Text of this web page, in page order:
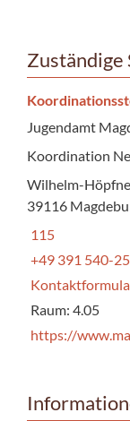
Zuständige
Jugendamt
Koordination
Wilhelm-
39116
115
+49 391 540-
Raum: 4.05
https://